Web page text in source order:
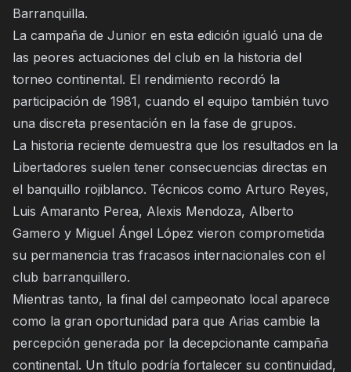
Barranquilla.
La campaña de Junior en esta edición igualó una de
las peores actuaciones del club en la historia del
torneo continental. El rendimiento recordó la
participación de 1981, cuando el equipo también tuvo
una discreta presentación en la fase de grupos.
La historia reciente demuestra que los resultados en la
Libertadores suelen tener consecuencias directas en
el banquillo rojiblanco. Técnicos como Arturo Reyes,
Luis Amaranto Perea, Alexis Mendoza, Alberto
Gamero y Miguel Ángel López vieron comprometida
su permanencia tras fracasos internacionales con el
club barranquillero.
Mientras tanto, la final del campeonato local aparece
como la gran oportunidad para que Arias cambie la
percepción generada por la decepcionante campaña
continental. Un título podría fortalecer su continuidad,